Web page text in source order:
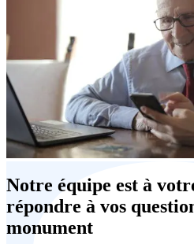
Notre équipe est à
répondre à vos
monument